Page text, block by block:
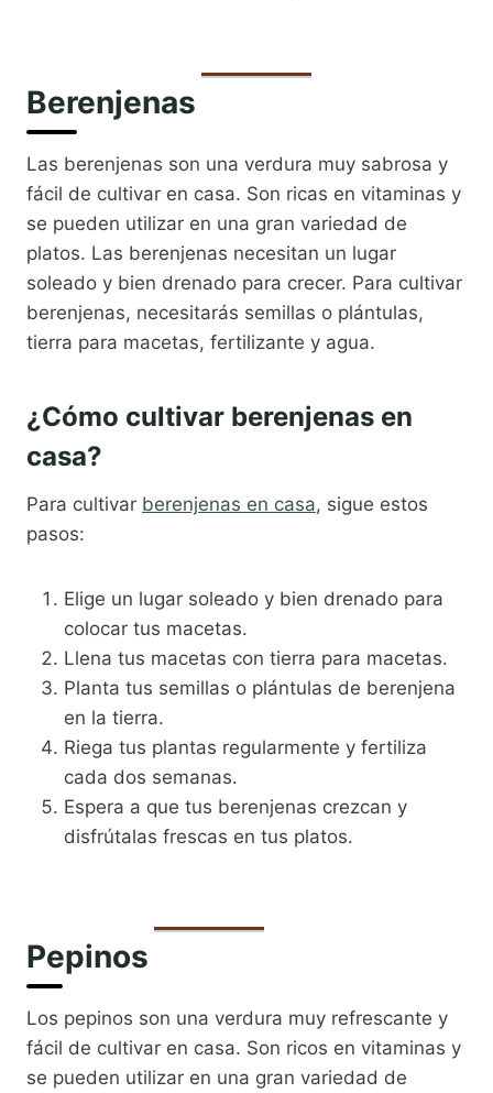
Berenjenas
Las berenjenas son una verdura muy sabrosa y
fácil de cultivar en casa. Son ricas en vitaminas y
se pueden utilizar en una gran variedad de
platos. Las berenjenas necesitan un lugar
soleado y bien drenado para crecer. Para cultivar
berenjenas, necesitarás semillas o plántulas,
tierra para macetas, fertilizante y agua.
¿Cómo cultivar berenjenas en
casa?
Para cultivar berenjenas en casa, sigue estos
pasos:
Elige un lugar soleado y bien drenado para
colocar tus macetas.
Llena tus macetas con tierra para macetas.
Planta tus semillas o plántulas de berenjena
en la tierra.
Riega tus plantas regularmente y fertiliza
cada dos semanas.
Espera a que tus berenjenas crezcan y
disfrútalas frescas en tus platos.
Pepinos
Los pepinos son una verdura muy refrescante y
fácil de cultivar en casa. Son ricos en vitaminas y
se pueden utilizar en una gran variedad de